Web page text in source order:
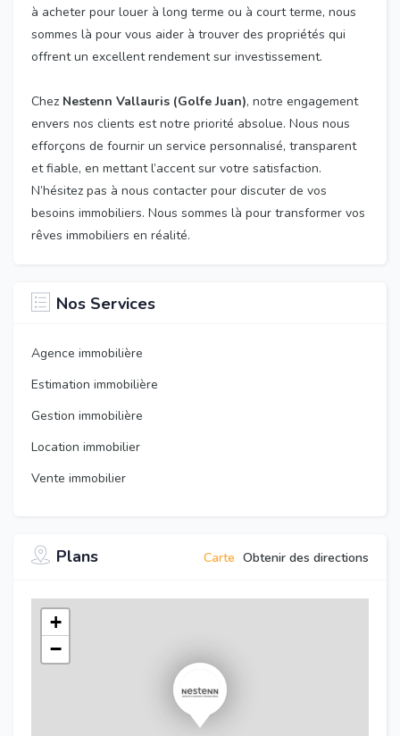
à acheter pour louer à long terme ou à court terme, nous
sommes là pour vous aider à trouver des propriétés qui
offrent un excellent rendement sur investissement.
Chez Nestenn Vallauris (Golfe Juan), notre engagement
envers nos clients est notre priorité absolue. Nous nous
efforçons de fournir un service personnalisé, transparent
et fiable, en mettant l’accent sur votre satisfaction.
N’hésitez pas à nous contacter pour discuter de vos
besoins immobiliers. Nous sommes là pour transformer vos
rêves immobiliers en réalité.
Nos Services
Agence immobilière
Estimation immobilière
Gestion immobilière
Location immobilier
Vente immobilier
Plans Carte Obtenir des directions
+
−